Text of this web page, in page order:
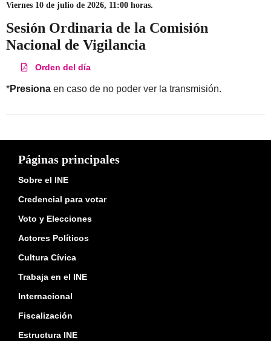
Viernes 10 de julio de 2026, 11:00 horas.
Sesión Ordinaria de la Comisión
Nacional de Vigilancia
Orden del día
*Presiona en caso de no poder ver la transmisión.
Páginas principales
Sobre el INE
Credencial para votar
Voto y Elecciones
Actores Políticos
Cultura Cívica
Trabaja en el INE
Internacional
Fiscalización
Estructura INE